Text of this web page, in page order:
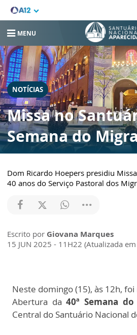
MENU
NOTÍCIAS
Missa no
Semana do
Dom Ricardo Hoepers presidiu
40 anos do Serviço Pastoral dos
Escrito por Giovana Marques
15 JUN 2025 - 11H22 (Atualizada
Neste domingo (15), às 12h, foi
Abertura da40ª Semana
Central do Santuário Nacional